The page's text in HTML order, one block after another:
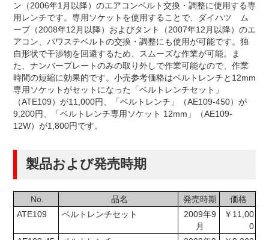
ン（2006年1月以降）のエアコンベルト交換・調整に使用する専
用レンチです。専用ソケットを使用することで、ダイハツ ム
ーブ（2008年12月以降）およびタント（2007年12月以降）のエ
アコン、パワステベルトの交換・調整にも使用が可能です。独
自形状で干渉物を回避するため、スムーズな作業が可能。ま
た、ナンバープレートのみの取り外しで作業可能なので、作業
時間の短縮に効果的です。小売参考価格はベルトレンチと12mm
専用ソケットがセットになった「ベルトレンチセット」
（ATE109）が11,000円、「ベルトレンチ」（AE109-450）が
9,200円、「ベルトレンチ専用ソケット 12mm」（AE109-
12W）が1,800円です。
製品および発売時期
No. 品名 発売時期
価格
ATE109
ベルトレンチセット
2009年9
月
￥11,00
0